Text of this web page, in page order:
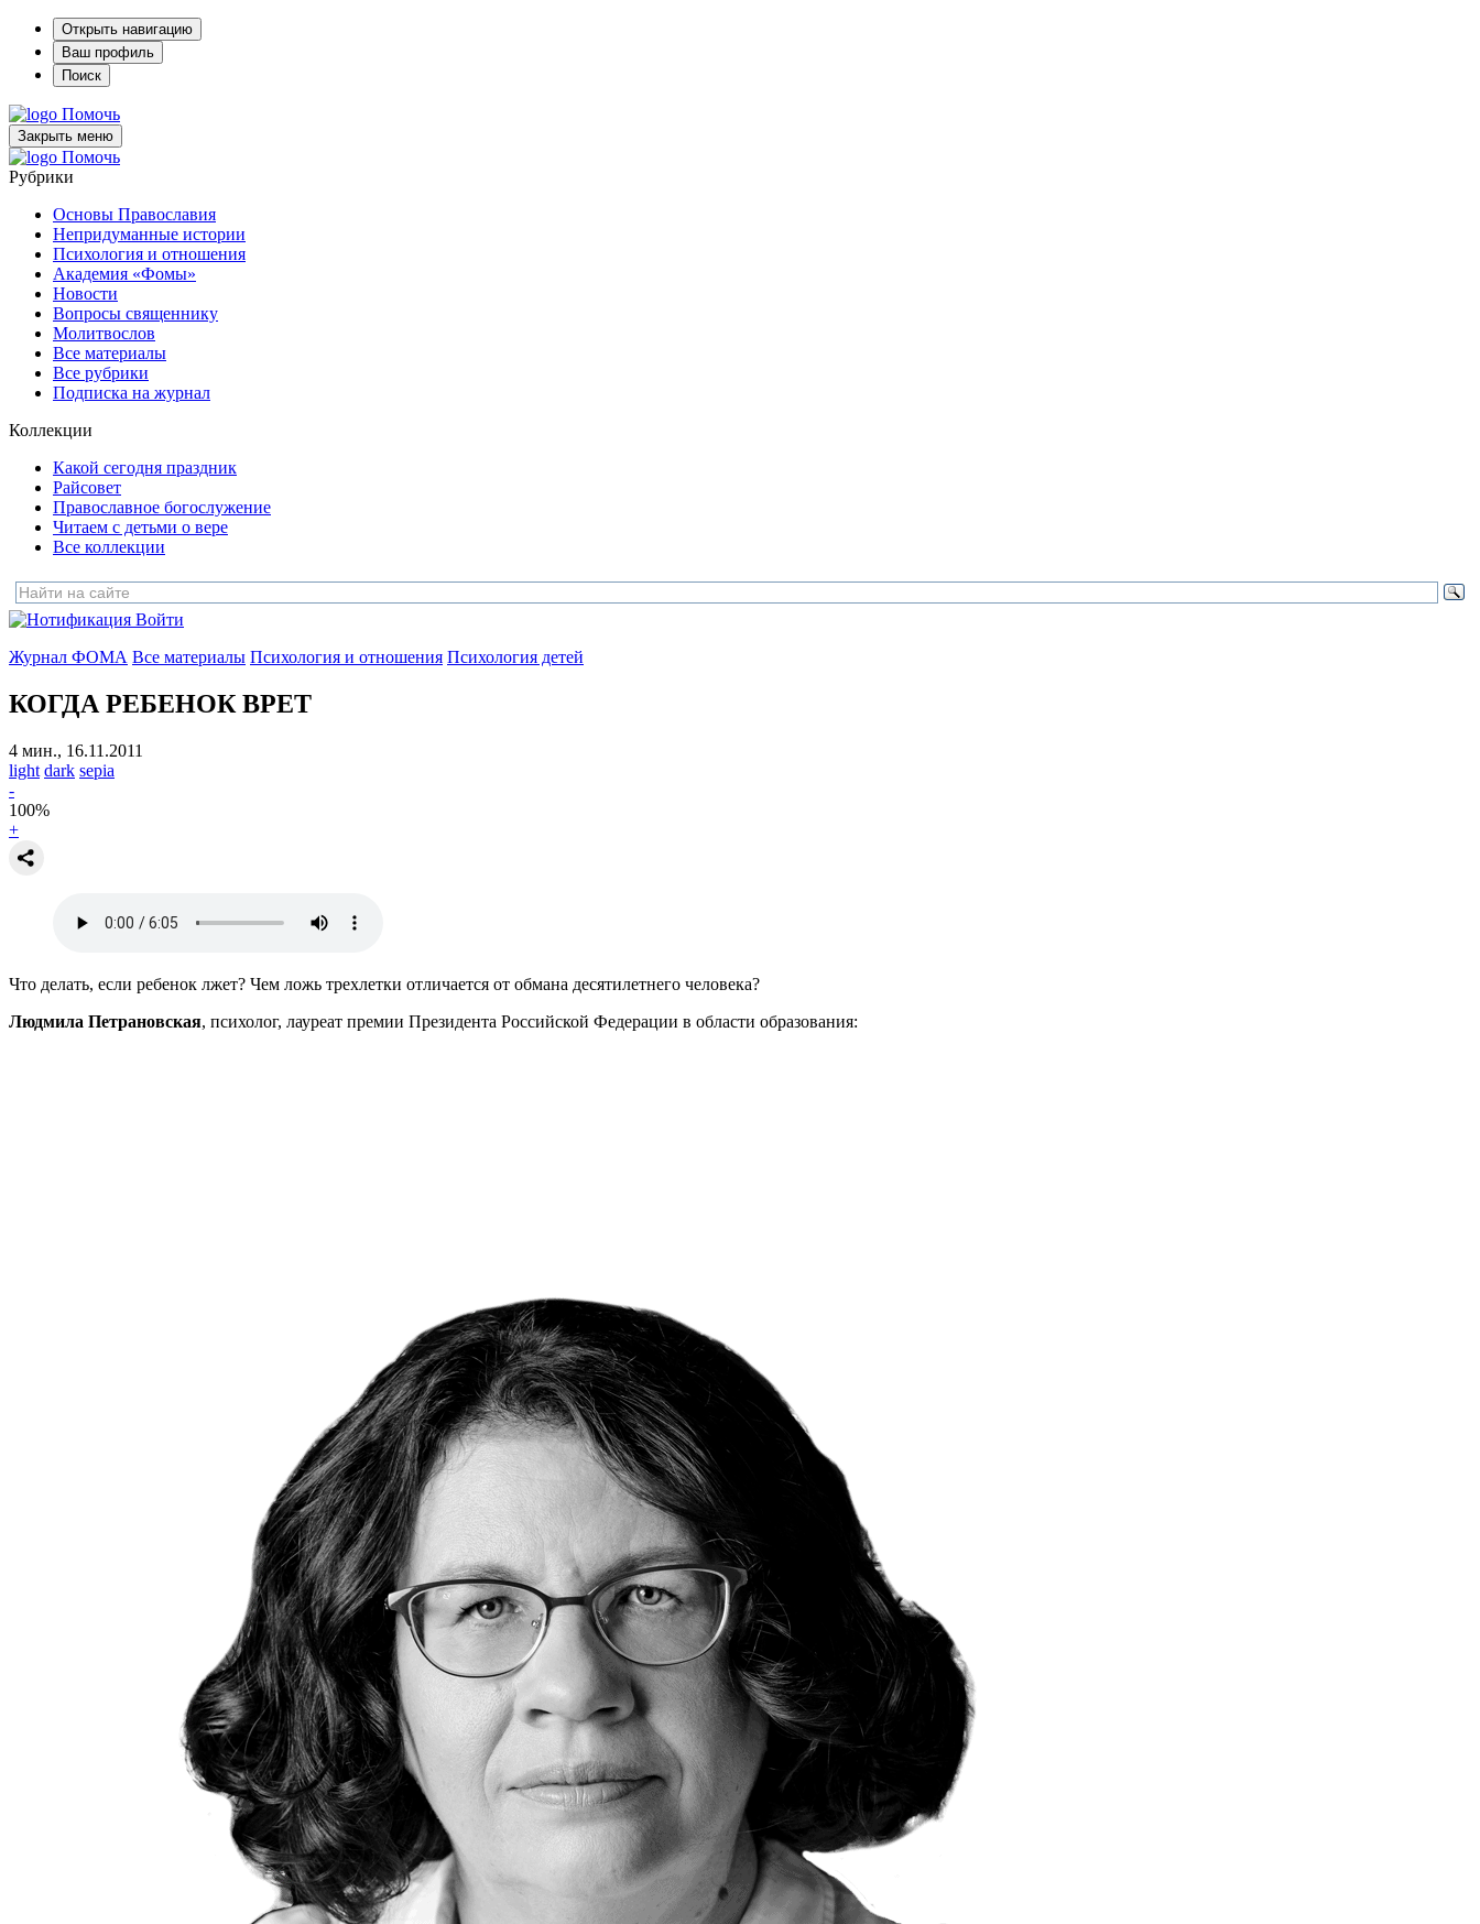
Открыть навигацию
Ваш профиль
Поиск
Помочь
Закрыть меню
Помочь
Рубрики
Основы Православия
Непридуманные истории
Психология и отношения
Академия «Фомы»
Новости
Вопросы священнику
Молитвослов
Все материалы
Все рубрики
Подписка на журнал
Коллекции
Какой сегодня праздник
Райсовет
Православное богослужение
Читаем с детьми о вере
Все коллекции
Войти
Журнал ФОМА Все материалы Психология и отношения Психология детей
КОГДА РЕБЕНОК ВРЕТ
4 мин., 16.11.2011
light dark sepia
-
100%
+
Что делать, если ребенок лжет? Чем ложь трехлетки отличается от обмана десятилетнего человека?
Людмила Петрановская, психолог, лауреат премии Президента Российской Федерации в области образования: